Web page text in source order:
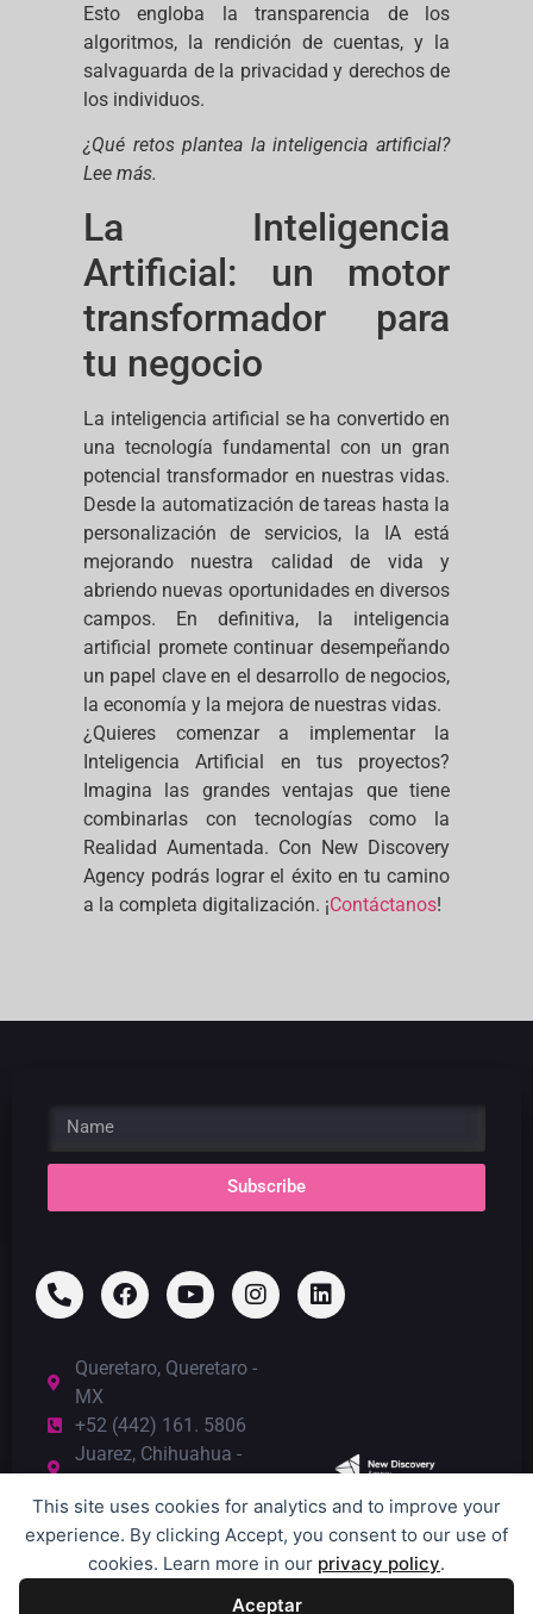
This site uses cookies for analytics and to improve your
experience. By clicking Accept, you consent to our use of
cookies. Learn more in our privacy policy.
Aceptar
Esto engloba la transparencia de los
algoritmos, la rendición de cuentas, y la
salvaguarda de la privacidad y derechos de
los individuos.
¿Qué retos plantea la inteligencia artificial?
Lee más.
La Inteligencia
Artificial: un motor
transformador para
tu negocio
La inteligencia artificial se ha convertido en
una tecnología fundamental con un gran
potencial transformador en nuestras vidas.
Desde la automatización de tareas hasta la
personalización de servicios, la IA está
mejorando nuestra calidad de vida y
abriendo nuevas oportunidades en diversos
campos. En definitiva, la inteligencia
artificial promete continuar desempeñando
un papel clave en el desarrollo de negocios,
la economía y la mejora de nuestras vidas.
¿Quieres comenzar a implementar la
Inteligencia Artificial en tus proyectos?
Imagina las grandes ventajas que tiene
combinarlas con tecnologías como la
Realidad Aumentada. Con New Discovery
Agency podrás lograr el éxito en tu camino
a la completa digitalización. ¡Contáctanos!
Subscribe
Queretaro, Queretaro -
MX
+52 (442) 161. 5806
Juarez, Chihuahua -
+52 (656) 821.9453
El Paso, Texas - USA
+1 (915) 996.8899